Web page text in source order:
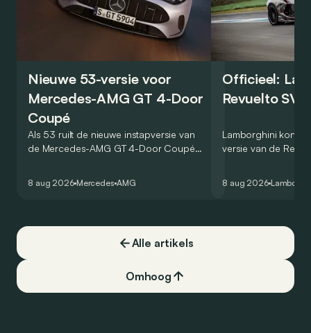
Nieuwe 53-versie voor
Mercedes-AMG GT 4-Door
Coupé
Als 53 ruilt de nieuwe instapversie van
de Mercedes-AMG GT 4-Door Coupé
8 aug 2026 Mercedes AMG
Officieel:
Revuelto SV
Lamborghini
versie van de
een record voor
8 aug 2026
Alle artikels
Omhoog